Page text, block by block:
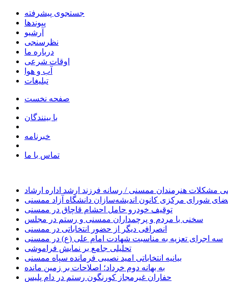
جستجوی پیشرفته
پیوندها
آرشیو
نظرسنجی
درباره ما
اوقات شرعی
آب و هوا
تبلیغات
صفحه نخست
با بینندگان
خبرنامه
تماس با ما
مشکلات هنرمندان ممسنی / رسانه فرزند ارشد اداره ارشاد
شورای مرکزی کانون اندیشه‌سازان دانشگاه آزاد ممسنی
توقیف خودرو حامل احشام قاچاق در ممسنی
سخنی با مردم و پرچمداران ممسنی و رستم در مجلس
انصرافی دیگر از حضور انتخاباتی در ممسنی
سه اجرای تعزیه به مناسبت شهادت امام علی (ع) در ممسنی
تحلیلی جامع بر نمایش فراموشی
بیانیه انتخاباتی امید نصیبی فرمانده سپاه ممسنی
به بهانه دوم خرداد؛ اصلاحات بر زمین مانده
حفاران غیرمجاز کورنگون رستم در دام پلیس